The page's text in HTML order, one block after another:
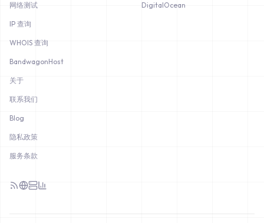
网络测试
IP 查询
WHOIS 查询
BandwagonHost
关于
联系我们
Blog
隐私政策
服务条款
DigitalOcean